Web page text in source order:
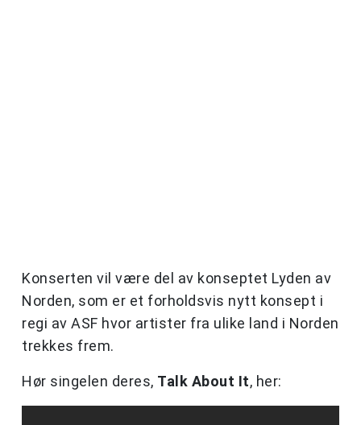
Konserten vil være del av konseptet Lyden av
Norden, som er et forholdsvis nytt konsept i
regi av ASF hvor artister fra ulike land i Norden
trekkes frem.
Hør singelen deres, Talk About It, her: